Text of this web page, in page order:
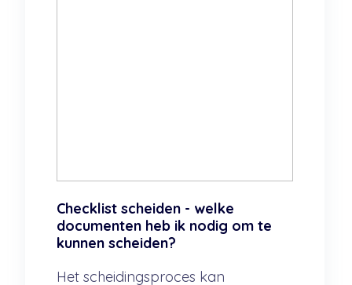
Checklist scheiden - welke
documenten heb ik nodig om te
kunnen scheiden?
Het scheidingsproces kan